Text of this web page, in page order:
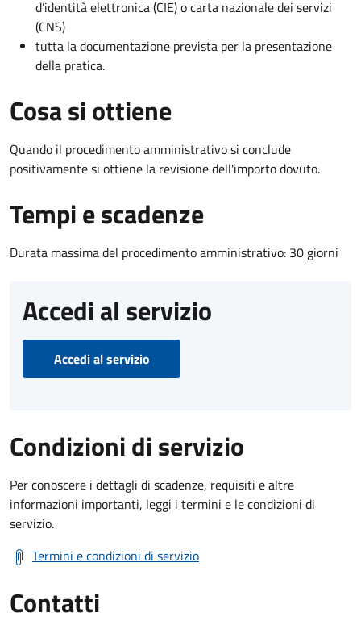
d’identità elettronica (CIE) o carta nazionale dei servizi
(CNS)
tutta la documentazione prevista per la presentazione
della pratica.
Cosa si ottiene
Quando il procedimento amministrativo si conclude
positivamente si ottiene la revisione dell'importo dovuto.
Tempi e scadenze
Durata massima del procedimento amministrativo: 30 giorni
Accedi al servizio
Accedi al servizio
Condizioni di servizio
Per conoscere i dettagli di scadenze, requisiti e altre
informazioni importanti, leggi i termini e le condizioni di
servizio.
Termini e condizioni di servizio
Contatti